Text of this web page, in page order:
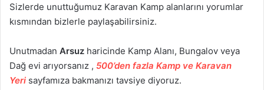
Sizlerde unuttuğumuz Karavan Kamp alanlarını yorumlar
kısmından bizlerle paylaşabilirsiniz.
Unutmadan Arsuz haricinde Kamp Alanı, Bungalov veya
Dağ evi arıyorsanız , 500’den fazla Kamp ve Karavan
Yeri sayfamıza bakmanızı tavsiye diyoruz.